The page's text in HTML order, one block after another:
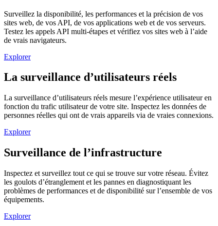
Surveillez la disponibilité, les performances et la précision de vos
sites web, de vos API, de vos applications web et de vos serveurs.
Testez les appels API multi-étapes et vérifiez vos sites web à l’aide
de vrais navigateurs.
Explorer
La surveillance d’utilisateurs réels
La surveillance d’utilisateurs réels mesure l’expérience utilisateur en
fonction du trafic utilisateur de votre site. Inspectez les données de
personnes réelles qui ont de vrais appareils via de vraies connexions.
Explorer
Surveillance de l’infrastructure
Inspectez et surveillez tout ce qui se trouve sur votre réseau. Évitez
les goulots d’étranglement et les pannes en diagnostiquant les
problèmes de performances et de disponibilité sur l’ensemble de vos
équipements.
Explorer